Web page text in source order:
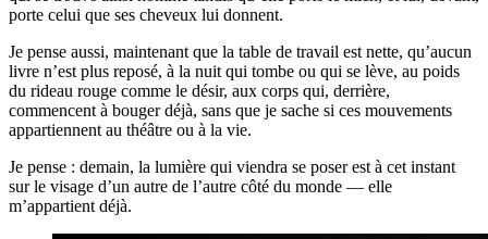
porte celui que ses cheveux lui donnent.
Je pense aussi, maintenant que la table de travail est nette, qu’aucun
livre n’est plus reposé, à la nuit qui tombe ou qui se lève, au poids
du rideau rouge comme le désir, aux corps qui, derrière,
commencent à bouger déjà, sans que je sache si ces mouvements
appartiennent au théâtre ou à la vie.
Je pense : demain, la lumière qui viendra se poser est à cet instant
sur le visage d’un autre de l’autre côté du monde — elle
m’appartient déjà.